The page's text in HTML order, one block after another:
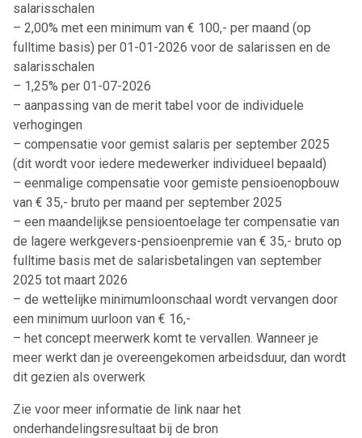
salarisschalen
– 2,00% met een minimum van € 100,- per maand (op
fulltime basis) per 01-01-2026 voor de salarissen en de
salarisschalen
– 1,25% per 01-07-2026
– aanpassing van de merit tabel voor de individuele
verhogingen
– compensatie voor gemist salaris per september 2025
(dit wordt voor iedere medewerker individueel bepaald)
– eenmalige compensatie voor gemiste pensioenopbouw
van € 35,- bruto per maand per september 2025
– een maandelijkse pensioentoelage ter compensatie van
de lagere werkgevers-pensioenpremie van € 35,- bruto op
fulltime basis met de salarisbetalingen van september
2025 tot maart 2026
– de wettelijke minimumloonschaal wordt vervangen door
een minimum uurloon van € 16,-
– het concept meerwerk komt te vervallen. Wanneer je
meer werkt dan je overeengekomen arbeidsduur, dan wordt
dit gezien als overwerk
Zie voor meer informatie de link naar het
onderhandelingsresultaat bij de bron